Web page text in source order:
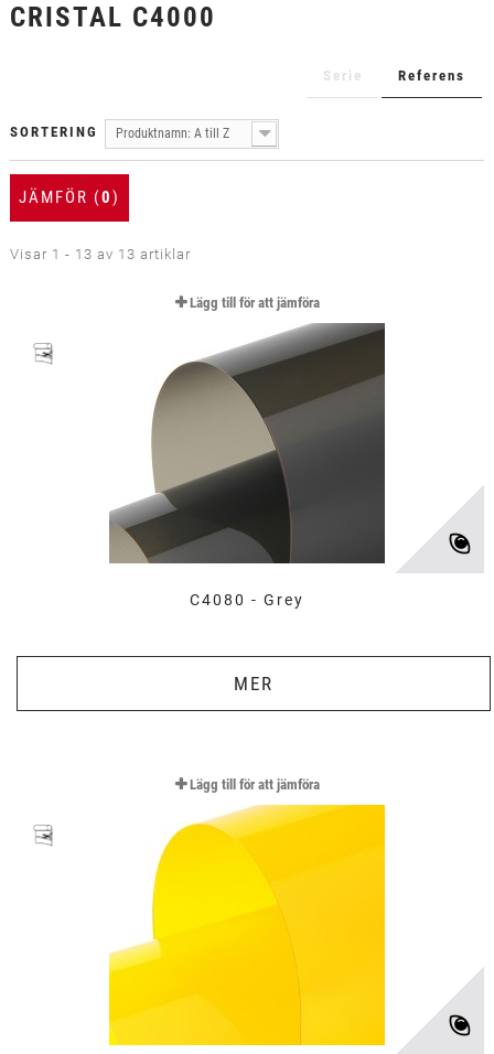
SKYDDSFILM
CRISTAL C4000
Referens
Serie
SORTERING Produktnamn: A till Z
JÄMFÖR (0)
Visar 1 - 13 av 13 artiklar
C4080 - Grey
MER
Lägg till för att jämföra
Lägg till för att jämföra